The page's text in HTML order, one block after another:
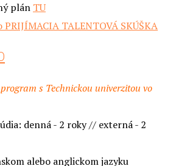
plán TU
PRIJÍMACIA TALENTOVÁ SKÚŠKA
s Technickou univerzitou vo
denná - 2 roky // externá - 2
alebo anglickom jazyku